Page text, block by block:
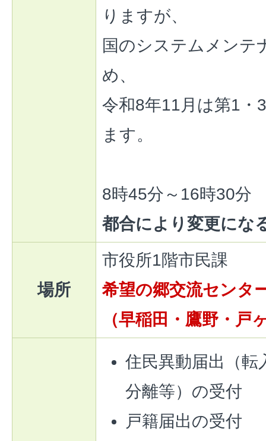
りますが、
国のシステムメンテ
め、
令和8年11月は第1・
ます。
8時45分～16時30分
都合により変更にな
場所
市役所1階市民課
希望の郷交流センタ
（早稲田・鷹野・戸
住民異動届出（転
分離等）の受付
戸籍届出の受付